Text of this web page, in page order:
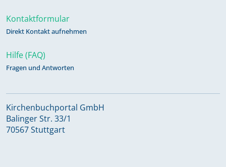
Kontaktformular
Direkt Kontakt aufnehmen
Hilfe (FAQ)
Fragen und Antworten
Kirchenbuchportal GmbH
Balinger Str. 33/1
70567 Stuttgart